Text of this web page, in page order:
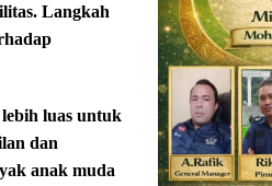
Langkah
luas untuk
dan
anak muda